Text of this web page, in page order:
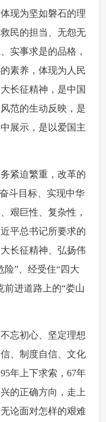
现为坚如磐石的理
民的担当、无怨无
实事求是的品格，
素养，体现为人民
长征精神，是中国
范的生动反映，是
展示，是以爱国主
紧迫繁重，改革的
斗目标、实现中华
艰巨性、复杂性，
平总书记所要求的
长征精神、弘扬伟
险”、经受住“四大
前进道路上的“娄山
忘初心、坚定理想
、制度自信、文化
年上下求索，67年
的正确方向，走上
论面对怎样的艰难